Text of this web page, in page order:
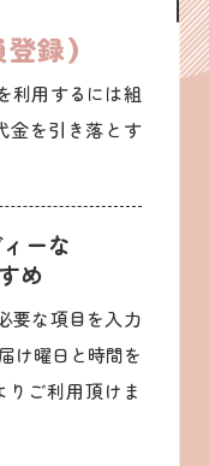
録）
利用するには組
金を引き落とす
ーな
め
要な項目を入力
け曜日と時間を
りご利用頂けま